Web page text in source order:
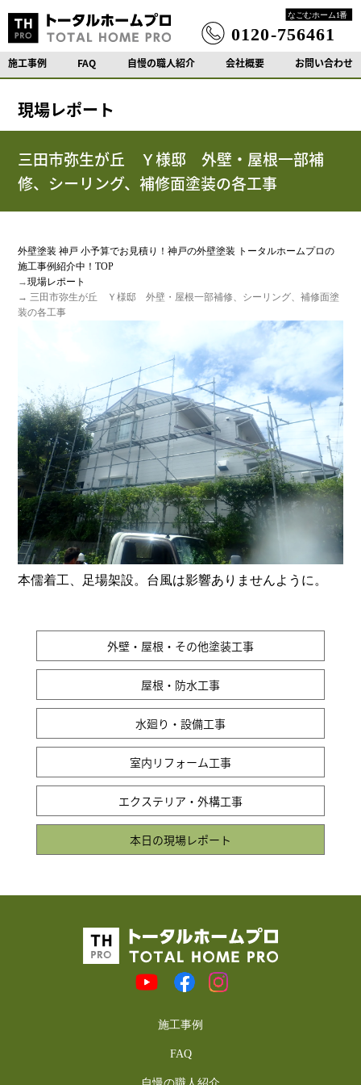
施工事例 FAQ 自慢の職人紹介 会社概要 お問い合わせ
現場レポート
三田市弥生が丘 Ｙ様邸 外壁・屋根一部補
修、シーリング、補修面塗装の各工事
外壁塗装 神戸 小予算でお見積り！神戸の外壁塗装 トータルホームプロの
施工事例紹介中！TOP
→現場レポート
→ 三田市弥生が丘 Ｙ様邸 外壁・屋根一部補修、シーリング、補修面塗
装の各工事
本儒着工、足場架設。台風は影響ありませんように。
外壁・屋根・その他塗装工事
屋根・防水工事
水廻り・設備工事
室内リフォーム工事
エクステリア・外構工事
本日の現場レポート
施工事例
FAQ